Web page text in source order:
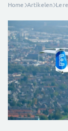
Home Artikelen